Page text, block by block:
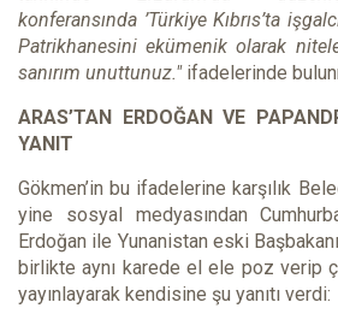
konferansında ’Türkiye Kıbrıs’ta
Patrikhanesini ekümenik olarak
sanırım unuttunuz."ifadelerinde
ARAS’TAN ERDOĞAN VE
YANIT
Gökmen’in bu ifadelerine karşılık
yine sosyal medyasından
Erdoğan ile Yunanistan eski
birlikte aynı karede el ele poz verip
yayınlayarak kendisine şu yanıtı verdi: